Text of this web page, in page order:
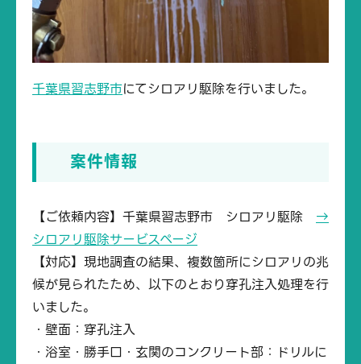
千葉県習志野市にてシロアリ駆除を行いました。
案件情報
【ご依頼内容】千葉県習志野市 シロアリ駆除 →
シロアリ駆除サービスページ
【対応】現地調査の結果、複数箇所にシロアリの兆
候が見られたため、以下のとおり穿孔注入処理を行
いました。
・壁面：穿孔注入
・浴室・勝手口・玄関のコンクリート部：ドリルに